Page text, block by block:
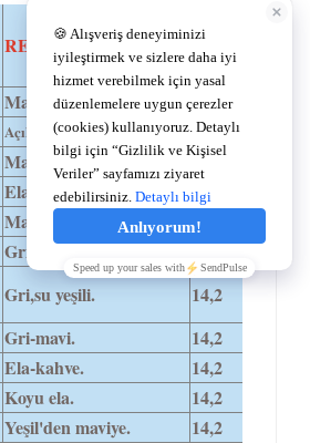
RENK TONU DIA
Mavi-ela-gri
14,2
Açık yeşil.
14,0
Mavi,zümrüt yeşili.
14,0
Ela-bal arası.
14,0
Mavi.
14,0
Gri-mavi.
14,2
Gri,su yeşili.
14,2
Gri-mavi.
14,2
Ela-kahve.
14,2
Koyu ela.
14,2
Yeşil'den maviye.
14,2